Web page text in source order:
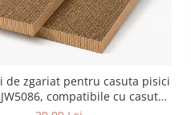
de zgariat pentru casuta pisici
compatibile cu casuta
59 x 28.5 x 35 cm